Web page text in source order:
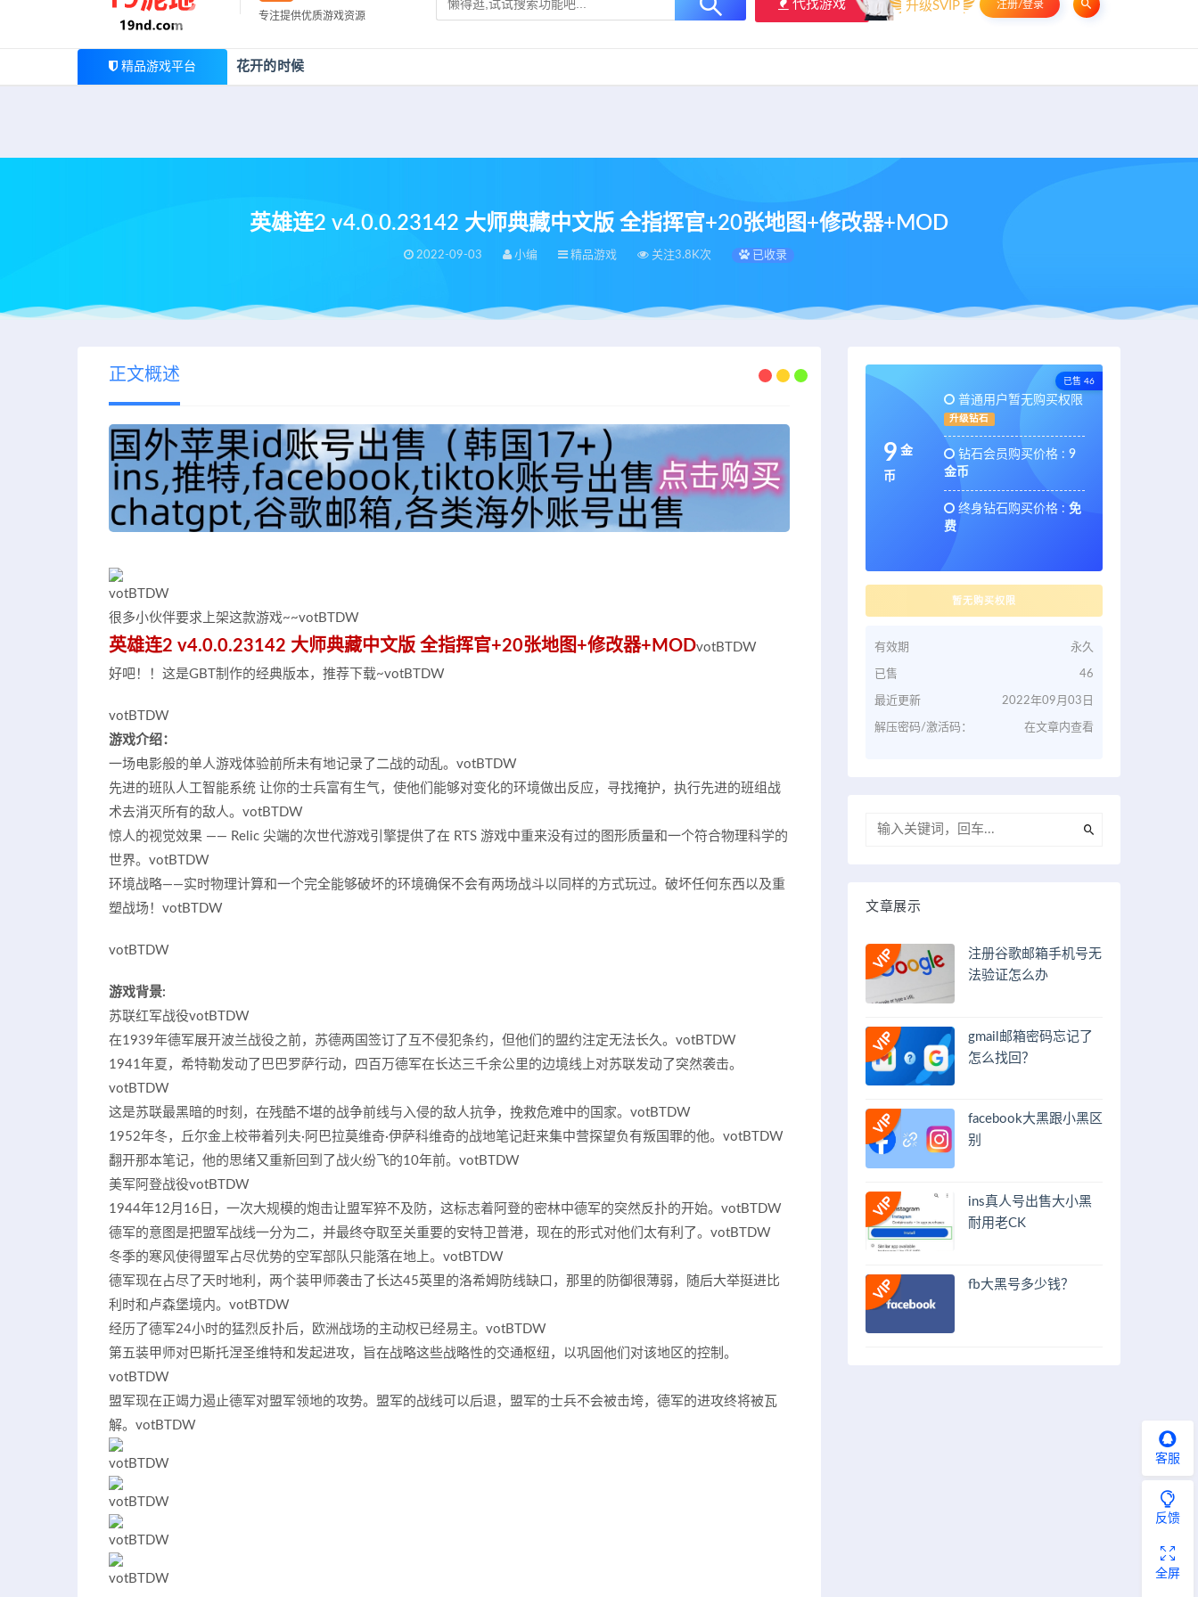
欢迎您光临19泥地，本站一家大型游戏资源整合站，为广大用户提供最新、最优质的资源下载！ 热门标签 资源专题 资源存档
专注提供优质游戏资源
代找游戏 升级SVIP 注册/登录
精品游戏平台 花开的时候
英雄连2 v4.0.0.23142 大师典藏中文版 全指挥官+20张地图+修改器+MOD
2022-09-03 小编 精品游戏 关注3.8K次 已收录
正文概述
votBTDW
很多小伙伴要求上架这款游戏~~votBTDW
英雄连2 v4.0.0.23142 大师典藏中文版 全指挥官+20张地图+修改器+MODvotBTDW
好吧！！这是GBT制作的经典版本，推荐下载~votBTDW
votBTDW
游戏介绍：
一场电影般的单人游戏体验前所未有地记录了二战的动乱。 votBTDW
先进的班队人工智能系统 让你的士兵富有生气，使他们能够对变化的环境做出反应，寻找掩护，执行先进的班组战
术去消灭所有的敌人。 votBTDW
惊人的视觉效果 —— Relic 尖端的次世代游戏引擎提供了在 RTS 游戏中重来没有过的图形质量和一个符合物理科学的
世界。 votBTDW
环境战略——实时物理计算和一个完全能够破坏的环境确保不会有两场战斗以同样的方式玩过。破坏任何东西以及重
塑战场！ votBTDW
votBTDW
游戏背景:
苏联红军战役votBTDW
在1939年德军展开波兰战役之前，苏德两国签订了互不侵犯条约，但他们的盟约注定无法长久。 votBTDW
1941年夏，希特勒发动了巴巴罗萨行动，四百万德军在长达三千余公里的边境线上对苏联发动了突然袭击。
votBTDW
这是苏联最黑暗的时刻，在残酷不堪的战争前线与入侵的敌人抗争，挽救危难中的国家。 votBTDW
1952年冬，丘尔金上校带着列夫·阿巴拉莫维奇·伊萨科维奇的战地笔记赶来集中营探望负有叛国罪的他。 votBTDW
翻开那本笔记，他的思绪又重新回到了战火纷飞的10年前。 votBTDW
美军阿登战役votBTDW
1944年12月16日，一次大规模的炮击让盟军猝不及防，这标志着阿登的密林中德军的突然反扑的开始。 votBTDW
德军的意图是把盟军战线一分为二，并最终夺取至关重要的安特卫普港，现在的形式对他们太有利了。 votBTDW
冬季的寒风使得盟军占尽优势的空军部队只能落在地上。 votBTDW
德军现在占尽了天时地利，两个装甲师袭击了长达45英里的洛希姆防线缺口，那里的防御很薄弱，随后大举挺进比
利时和卢森堡境内。 votBTDW
经历了德军24小时的猛烈反扑后，欧洲战场的主动权已经易主。 votBTDW
第五装甲师对巴斯托涅圣维特和发起进攻，旨在战略这些战略性的交通枢纽，以巩固他们对该地区的控制。
votBTDW
盟军现在正竭力遏止德军对盟军领地的攻势。盟军的战线可以后退，盟军的士兵不会被击垮，德军的进攻终将被瓦
解。 votBTDW
votBTDW
votBTDW
votBTDW
votBTDW
已售 46
9 金
币
普通用户暂无购买权限
升级钻石
钻石会员购买价格 : 9
金币
终身钻石购买价格 : 免
费
暂无购买权限
有效期 永久
已售 46
最近更新 2022年09月03日
解压密码/激活码： 在文章内查看
文章展示
注册谷歌邮箱手机号无
法验证怎么办
gmail邮箱密码忘记了
怎么找回？
facebook大黑跟小黑区
别
ins真人号出售大小黑
耐用老CK
fb大黑号多少钱？
客服
反馈
全屏